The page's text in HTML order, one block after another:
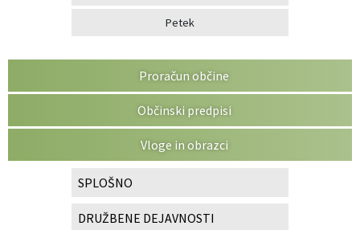
Petek
Proračun občine
Občinski predpisi
Vloge in obrazci
SPLOŠNO
DRUŽBENE DEJAVNOSTI